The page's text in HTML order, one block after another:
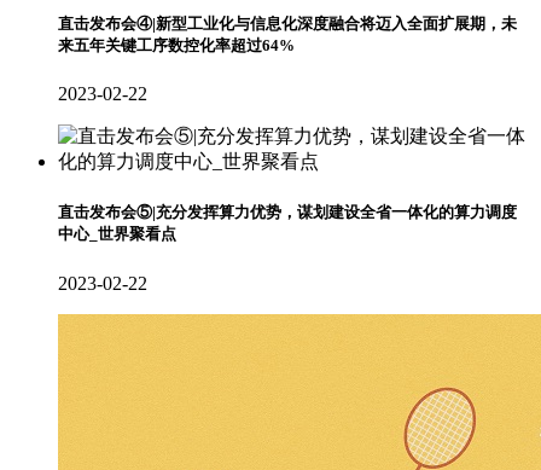
直击发布会④|新型工业化与信息化深度融合将迈入全面扩展期，未
来五年关键工序数控化率超过64%
2023-02-22
直击发布会⑤|充分发挥算力优势，谋划建设全省一体化的算力调度
中心_世界聚看点
2023-02-22